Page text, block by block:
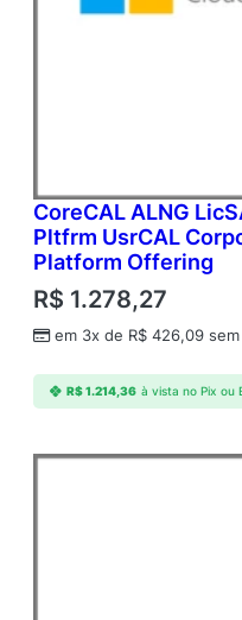
CoreCAL ALNG
Pltfrm UsrCAL
Platform Offering
R$ 1.278,27
em 3x de R$ 426,09
R$1.214,36 à vista no Pix ou